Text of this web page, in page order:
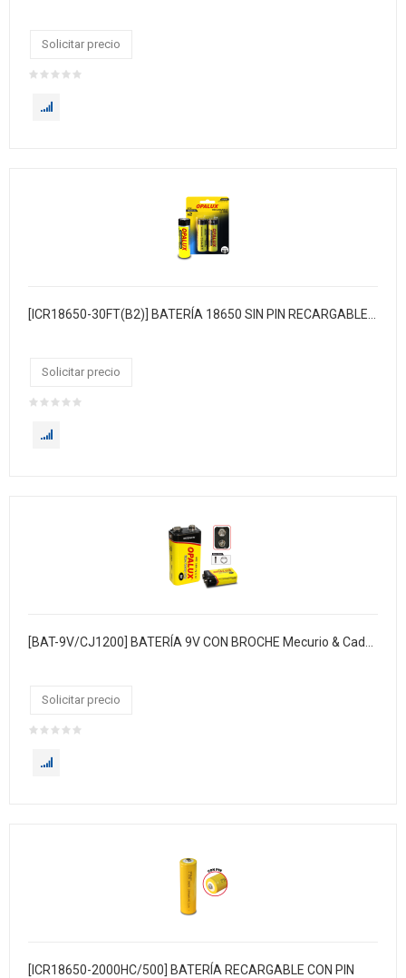
Solicitar precio
[ICR18650-30FT(B2)] BATERÍA 18650 SIN PIN RECARGABLE(FC) LI-ION 3.7V
Solicitar precio
[BAT-9V/CJ1200] BATERÍA 9V CON BROCHE Mecurio & Cadmio (Hg & Cd)
Solicitar precio
[ICR18650-2000HC/500] BATERÍA RECARGABLE CON PIN